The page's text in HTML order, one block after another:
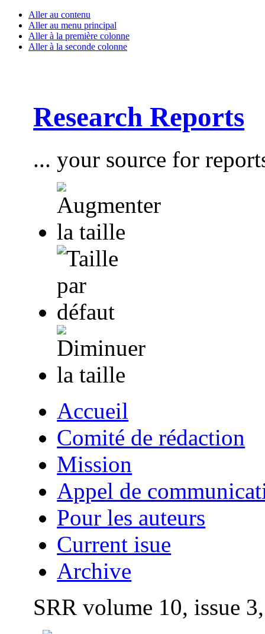
Aller au contenu
Aller au menu principal
Aller à la première colonne
Aller à la seconde colonne
Research Reports
... your source for
Accueil
Comité de rédaction
Mission
Appel de
Pour les auteurs
Current isue
Archive
SRR volume 10, issue